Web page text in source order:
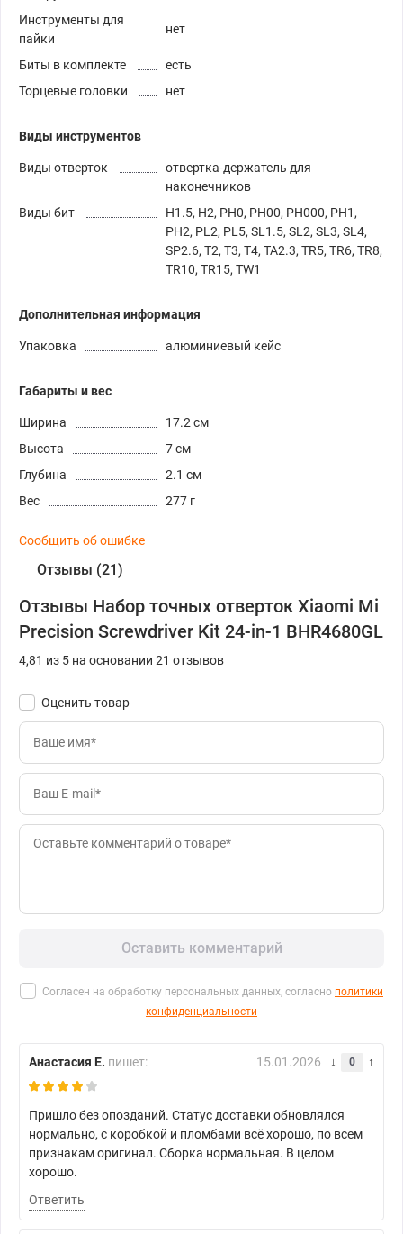
Инструменты для
пайки
нет
Биты в комплекте
есть
Торцевые головки
нет
Виды инструментов
Виды отверток
отвертка-держатель для
наконечников
Виды бит
H1.5, H2, PH0, PH00, PH000, PH1,
PH2, PL2, PL5, SL1.5, SL2, SL3, SL4,
SP2.6, T2, T3, T4, TA2.3, TR5, TR6, TR8,
TR10, TR15, TW1
Дополнительная информация
Упаковка алюминиевый кейс
Габариты и вес
Ширина
17.2 см
Высота
7 см
Глубина
2.1 см
Вес
277 г
Сообщить об ошибке
Отзывы (21)
Отзывы Набор точных отверток Xiaomi Mi
Precision Screwdriver Kit 24-in-1 BHR4680GL
4,81 из 5 на основании 21 отзывов
Оценить товар
Оставить комментарий
Согласен на обработку персональных данных, согласно политики
конфиденциальности
Анастасия Е. пишет: 15.01.2026 0
Пришло без опозданий. Статус доставки обновлялся
нормально, с коробкой и пломбами всё хорошо, по всем
признакам оригинал. Сборка нормальная. В целом
хорошо.
Ответить